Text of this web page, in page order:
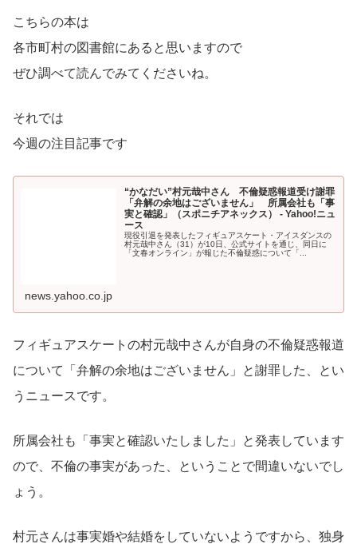
こちらの本は
各市町村の図書館にあると思いますので
ぜひ調べて読んでみてくださいね。
それでは
今週の注目記事です
“かなだい”村元哉中さん 不倫疑惑報道受け謝罪
「弁解の余地はございません」 所属会社も「事
実と確認」（スポニチアネックス） - Yahoo!ニュ
ース
現役引退を発表したフィギュアスケート・アイスダンスの
村元哉中さん（31）が10日、公式サイトを通じ、同日に
「文春オンライン」が報じた不倫疑惑について「...
news.yahoo.co.jp
フィギュアスケートの村元哉中さんが自身の不倫疑惑報道
について「弁解の余地はございません」と謝罪した、とい
うニュースです。
所属会社も「事実と確認いたしました」と発表しています
ので、不倫の事実があった、ということで間違いないでし
ょう。
村元さんは事実婚や結婚をしていないようですから、独身